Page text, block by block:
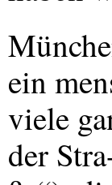
ein
viele
der